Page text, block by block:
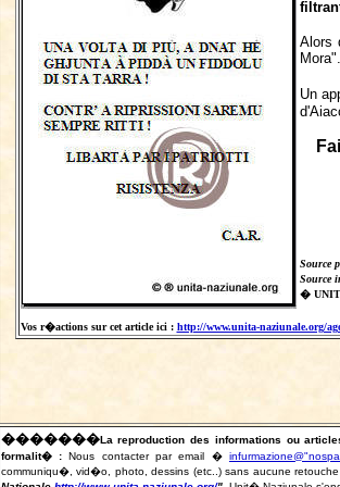
Alors
Mora".
Un
Source
Source
�
Vos r�actions sur cet article ici : http://www.unita-naziunale.org/
�������La reproduction des informations ou
formalit� :Nous contacter par email �
communiqu�, vid�o, photo, dessins (etc..) sans aucune